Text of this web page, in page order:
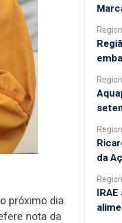
próximo dia
nota da
da